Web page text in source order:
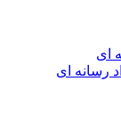
ای
رسانه ای